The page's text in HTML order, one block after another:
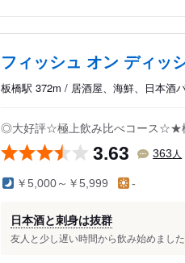
フィッシュ オン ディッ
板橋駅 372m / 居酒屋、海鮮、日本酒
◎大好評☆極上飲み比べコース☆★
3.63 363 人
￥5,000～￥5,999 -
日本酒と刺身は抜群
友人と少し遅い時間から飲み始めまし